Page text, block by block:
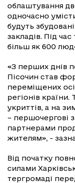
облаштування
одночасно
будуть
закладів. Під
більш як 600
«З перших днів
Пісочин став
переміщених
регіонів
укриттів, а на
– першочергові
партнерами
жителям», -
Від початку
силами
тергромаді